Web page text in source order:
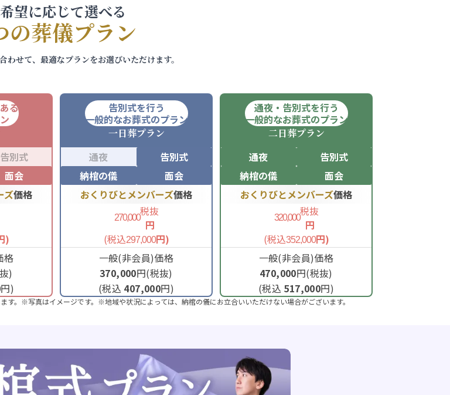
望に応じて選べる
の葬儀プラン
わせて、最適なプランをお選びいただけます。
る
告別式
面会
ズ価格
)
格
)
円)
告別式を行う
一般的なお葬式のプラン
一日葬プラン
通夜
告別式
納棺の儀
面会
おくりびとメンバーズ価格
270,000税抜
円
(税込297,000円)
一般(非会員)価格
370,000円(税抜)
(税込 407,000円)
通夜・告別式を行う
一般的なお葬式のプラン
二日葬プラン
通夜
告別式
納棺の儀
面会
おくりびとメンバーズ価格
320,000税抜
円
(税込352,000円)
一般(非会員)価格
470,000円(税抜)
(税込 517,000円)
。※写真はイメージです。※地域や状況によっては、納棺の儀にお立合いいただけない場合がございます。